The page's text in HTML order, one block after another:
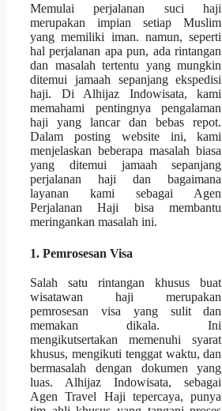
Memulai perjalanan suci haji
merupakan impian setiap Muslim
yang memiliki iman. namun, seperti
hal perjalanan apa pun, ada rintangan
dan masalah tertentu yang mungkin
ditemui jamaah sepanjang ekspedisi
haji. Di Alhijaz Indowisata, kami
memahami pentingnya pengalaman
haji yang lancar dan bebas repot.
Dalam posting website ini, kami
menjelaskan beberapa masalah biasa
yang ditemui jamaah sepanjang
perjalanan haji dan bagaimana
layanan kami sebagai Agen
Perjalanan Haji bisa membantu
meringankan masalah ini.
1. Pemrosesan Visa
Salah satu rintangan khusus buat
wisatawan haji merupakan
pemrosesan visa yang sulit dan
memakan dikala. Ini
mengikutsertakan memenuhi syarat
khusus, mengikuti tenggat waktu, dan
bermasalah dengan dokumen yang
luas. Alhijaz Indowisata, sebagai
Agen Travel Haji tepercaya, punya